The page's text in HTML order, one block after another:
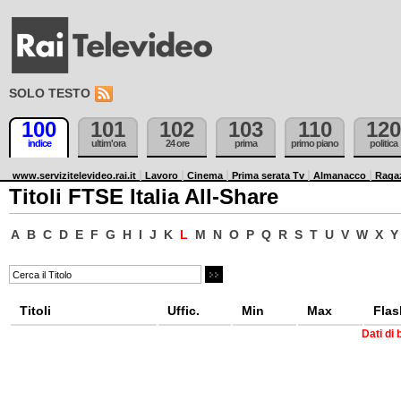
SOLO TESTO
100
indice
101
ultim'ora
102
24 ore
103
prima
110
primo piano
120
politica
www.servizitelevideo.rai.it Lavoro Cinema Prima serata Tv Almanacco
Titoli FTSE Italia All-Share
A B C D E F G H I J K L M N O P Q R S T U V W X Y
Titoli Uffic. Min Max
Dati di